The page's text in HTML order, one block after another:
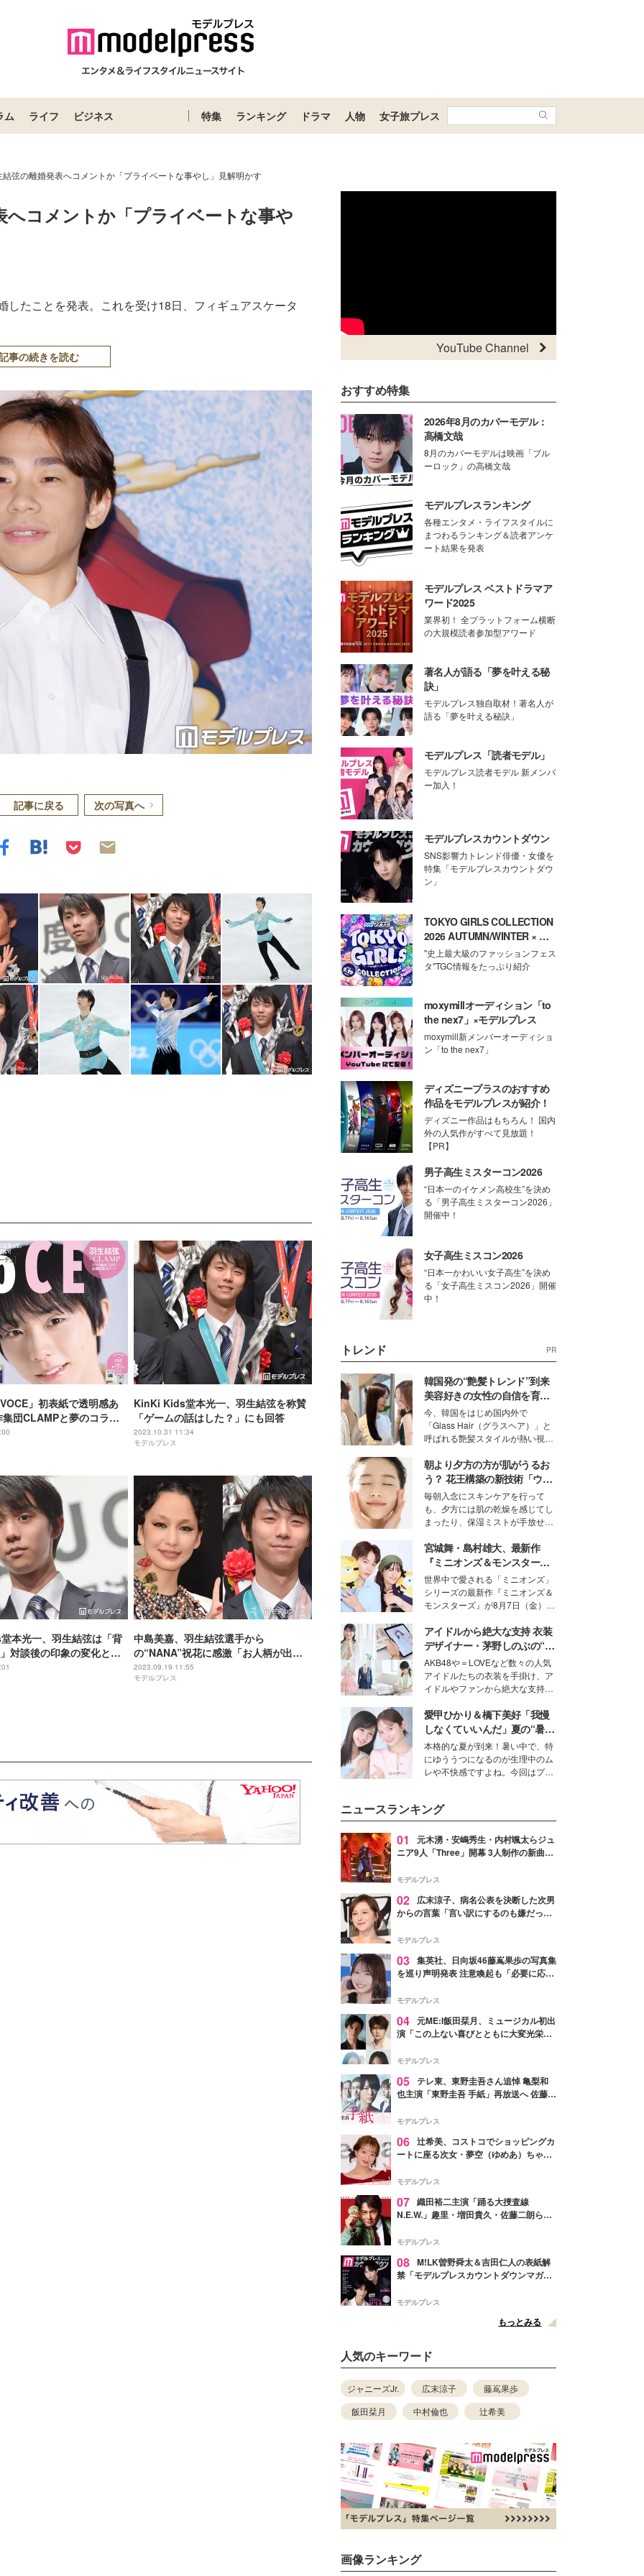
ム ライフ ビジネス 特集 ランキング ドラマ 人物 女子旅プレス
弦の離婚発表へコメントか「プライベートな事やし」見解明かす
へコメントか「プライベートな事や
たことを発表。これを受け18日、フィギュアスケータ
事の続きを読む
記事に戻る 次の写真へ
」初表紙で透明感あ
団CLAMPと夢のコラボ
KinKi Kids堂本光一、羽生結弦を称賛
「ゲームの話はした？」にも回答
2023.10.31 11:34
モデルプレス
本光一、羽生結弦は「背
対談後の印象の変化と
中島美嘉、羽生結弦選手から
の“NANA”祝花に感激「お人柄が出て
る」
2023.09.19 11:55
モデルプレス
YouTube Channel
おすすめ特集
2026年8月のカバーモデル：
高橋文哉
8月のカバーモデルは映画「ブル
ーロック」の高橋文哉
モデルプレスランキング
各種エンタメ・ライフスタイルに
まつわるランキング＆読者アンケ
ート結果を発表
モデルプレス ベストドラマア
ワード2025
業界初！ 全プラットフォーム横断
の大規模読者参加型アワード
著名人が語る「夢を叶える秘
訣」
モデルプレス独自取材！著名人が
語る「夢を叶える秘訣」
モデルプレス「読者モデル」
モデルプレス読者モデル 新メンバ
ー加入！
モデルプレスカウントダウン
SNS影響力トレンド俳優・女優を
特集「モデルプレスカウントダウ
ン」
TOKYO GIRLS COLLECTION
2026 AUTUMN/WINTER × モ
デルプレス
"史上最大級のファッションフェス
タ"TGC情報をたっぷり紹介
moxymillオーディション「to
the nex7」×モデルプレス
moxymill新メンバーオーディショ
ン「to the nex7」
ディズニープラスのおすすめ
作品をモデルプレスが紹介！
ディズニー作品はもちろん！ 国内
外の人気作がすべて見放題！
【PR】
男子高生ミスターコン2026
“日本一のイケメン高校生”を決め
る「男子高生ミスターコン2026」
開催中！
女子高生ミスコン2026
“日本一かわいい女子高生”を決め
る「女子高生ミスコン2026」開催
中！
トレンド PR
韓国発の“艶髪トレンド”到来
美容好きの女性の自信を育む
「ヘアケア事情」って？
今、韓国をはじめ国内外で
「Glass Hair（グラスヘア）」と
呼ばれる艶髪スタイルが熱い視線
ションの完成度を高めるベースと
して、“髪そのものの美しさ”に改
めて注目する人が増えている様
子。今回は、そんな憧れの艶やか
な髪を日常で叶える、美容好きの
女性たちのヘアケア事情を紹介し
ます。
朝より夕方の方が肌がうるお
う？ 花王構築の新技術「ウォ
ーターキャプチャリングスキ
ン（捕水肌）」がスキンケア
の常識を変える予感
毎朝入念にスキンケアを行って
も、夕方には肌の乾燥を感じてし
まったり、保湿ミストが手放せな
な美容の常識を大きく変える可能
性を秘めた、革新的な「Water
Capturing Skin（ウォーターキャ
プチャリングスキン：捕水肌）」
技術を、花王が構築した。
宮城舞・島村雄大、最新作
『ミニオンズ＆モンスター
ズ』の魅力熱弁 ハチャメチャ
だけじゃない“友情と絆”に感
動
世界中で愛される「ミニオンズ」
シリーズの最新作『ミニオンズ＆
モンスターズ』が8月7日（金）に
ニオン好き”という共通点を持つモ
デルの宮城舞と島村雄大の特別対
談をお届け！それぞれの視点か
ら、今作ならではの魅力や予想外
の感動をもたらす奥深いストーリ
ーについて熱く語り合ってもらっ
た。
アイドルから絶大な支持 衣装
デザイナー・茅野しのぶの“可
愛い”を作る美学＜「シチズン
クロスシー」インタビュー＞
AKB48や＝LOVEなど数々の人気
アイドルたちの衣装を手掛け、ア
イドルやファンから絶大な支持を
取締役兼クリエイティブディレク
ター・茅野しのぶ。一人ひとりの
個性に寄り添い、魅力を引き出す
衣装作りは、多くの女性たちに勇
気と自信を与え続けている。
愛甲ひかり＆橋下美好「我慢
しなくていいんだ」夏の“暑さ
対策”の新しい選択肢とは？
本格的な夏が到来！暑い中で、特
にゆううつになるのが生理中のム
レや不快感ですよね。今回はプラ
好さんを迎えて本音で女子会トー
ク。猛暑のお出かけを快適に過ご
すヒントや、2人が感動した夏の
生理の新常識にも迫りました。
ニュースランキング
01
元木湧・安嶋秀生・内村颯太らジュ
ニア9人「Three」開幕 3人制作の新曲＆
進んで夢を掴みたい」【ゲネプロレポ】
モデルプレス
02
広末涼子、病名公表を決断した次男
からの言葉「言い訳にするのも嫌だっ
モデルプレス
03 集英社、日向坂46藤嶌果歩の写真集
を巡り声明発表 注意喚起も「必要に応じ
モデルプレス
04 元ME:I飯田栞月、ミュージカル初出
演「この上ない喜びとともに大変光栄」
ャスト発表
モデルプレス
05 テレ東、東野圭吾さん追悼 亀梨和
也主演「東野圭吾 手紙」再放送へ 佐藤隆
モデルプレス
06 辻希美、コストコでショッピングカ
ートに座る次女・夢空（ゆめあ）ちゃん
ぎ」「成長を感じる」の声
モデルプレス
07 織田裕二主演「踊る大捜査線
N.E.W.」趣里・増田貴久・佐藤二朗ら新
徴する“謎のキーワード”も
モデルプレス
08 M!LK曽野舜太＆吉田仁人の表紙解
禁「モデルプレスカウントダウンマガジ
モデルプレス
もっとみる
人気のキーワード
ジャニーズJr. 広末涼子
藤嶌果歩
飯田栞月
中村倫也 辻希美
画像ランキング